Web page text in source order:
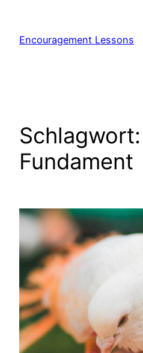
Encouragement Lessons
Schlagwort:
Fundament